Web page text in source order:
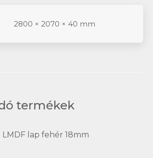
2800 × 2070 × 40 mm
termékek
LMDF lap fehér 18mm